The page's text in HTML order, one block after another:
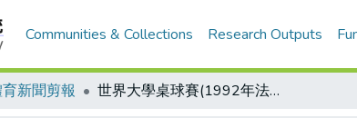
Communities & Collections Research Outputs
新聞剪報 世界大學桌球賽(1992年法國) 大陸好手宋智傑、崔秀里混雙冠軍